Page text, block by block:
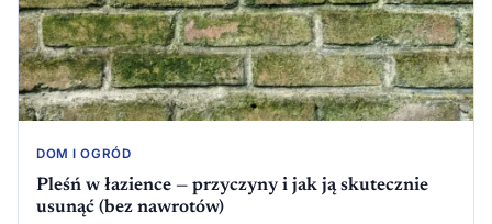
DOM I OGRÓD
Pleśń w łazience — przyczyny i jak ją skutecznie
usunąć (bez nawrotów)